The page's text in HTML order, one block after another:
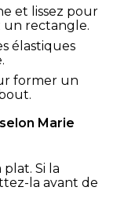
et lissez pour
un rectangle.
élastiques
former un
Marie
Si la
la avant de